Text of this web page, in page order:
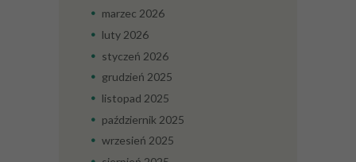
marzec 2026
luty 2026
styczeń 2026
grudzień 2025
listopad 2025
październik 2025
wrzesień 2025